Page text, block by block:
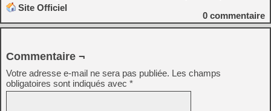
Site Officiel
0 commentaire
Commentaire ¬
Votre adresse e-mail ne sera pas publiée. Les champs
obligatoires sont indiqués avec *